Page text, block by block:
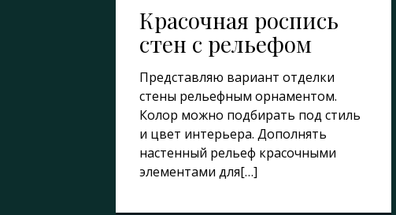
Красочная роспись
стен с рельефом
Представляю вариант отделки
стены рельефным орнаментом.
Колор можно подбирать под стиль
и цвет интерьера. Дополнять
настенный рельеф красочными
элементами для[…]